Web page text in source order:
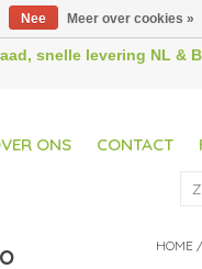
snelle levering NL &
ONS CONTACT
HOME /
Nee Meer over cookies »